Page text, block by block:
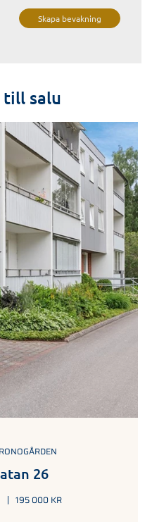
Skapa bevakning
till salu
26
195 000 KR